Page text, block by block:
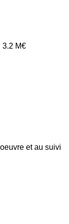
3.2 M€
et au suivi